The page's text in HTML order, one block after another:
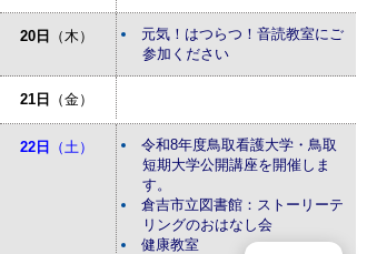
20日 （木）
元気！はつらつ！音読教室にご
参加ください
21日 （金）
22日 （土）
令和8年度鳥取看護大学・鳥取
短期大学公開講座を開催しま
す。
倉吉市立図書館：ストーリーテ
リングのおはなし会
健康教室